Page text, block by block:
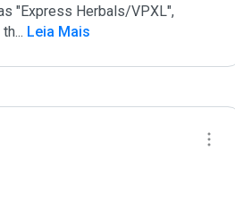
"Express Herbals/VPXL",
th... Leia Mais